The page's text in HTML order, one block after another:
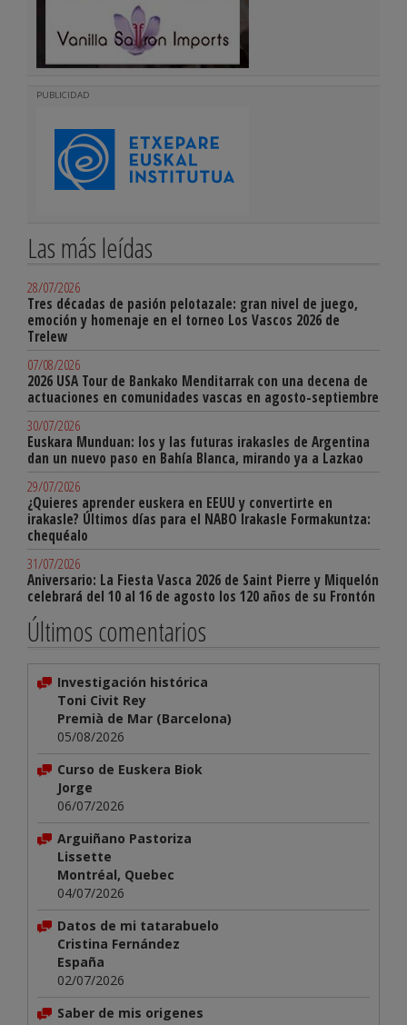
PUBLICIDAD
Las más leídas
28/07/2026
Tres décadas de pasión pelotazale: gran nivel de juego,
emoción y homenaje en el torneo Los Vascos 2026 de
Trelew
07/08/2026
2026 USA Tour de Bankako Menditarrak con una decena de
actuaciones en comunidades vascas en agosto-septiembre
30/07/2026
Euskara Munduan: los y las futuras irakasles de Argentina
dan un nuevo paso en Bahía Blanca, mirando ya a Lazkao
29/07/2026
¿Quieres aprender euskera en EEUU y convertirte en
irakasle? Últimos días para el NABO Irakasle Formakuntza:
chequéalo
31/07/2026
Aniversario: La Fiesta Vasca 2026 de Saint Pierre y Miquelón
celebrará del 10 al 16 de agosto los 120 años de su Frontón
Últimos comentarios
Investigación histórica
Toni Civit Rey
Premià de Mar (Barcelona)
05/08/2026
Curso de Euskera Biok
Jorge
06/07/2026
Arguiñano Pastoriza
Lissette
Montréal, Quebec
04/07/2026
Datos de mi tatarabuelo
Cristina Fernández
España
02/07/2026
Saber de mis origenes